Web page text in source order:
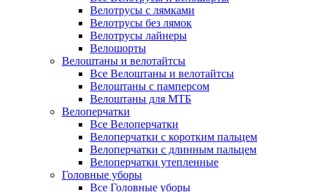
Велотрусы с лямками
Велотрусы без лямок
Велотрусы лайнеры
Велошорты
Велоштаны и велотайтсы
Все Велоштаны и велотайтсы
Велоштаны с памперсом
Велоштаны для МТБ
Велоперчатки
Все Велоперчатки
Велоперчатки с коротким пальцем
Велоперчатки с длинным пальцем
Велоперчатки утепленные
Головные уборы
Все Головные уборы